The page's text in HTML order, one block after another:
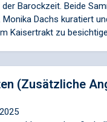
Barockzeit. Beide
Dachs kuratiert
Kaisertrakt zu
(Zusätzliche